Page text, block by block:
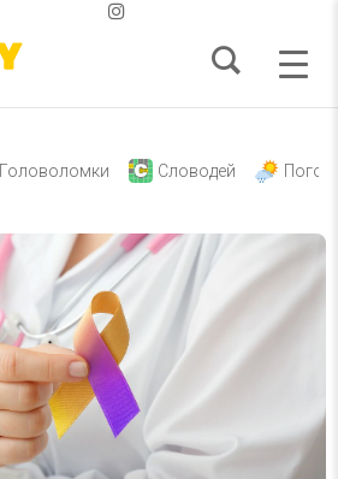
Головоломки Словодей